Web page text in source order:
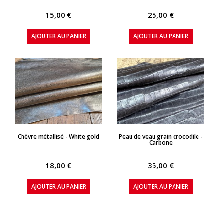
15,00 €
AJOUTER AU PANIER
25,00 €
AJOUTER AU PANIER
APERÇU RAPIDE
Chèvre métallisé - White gold
18,00 €
AJOUTER AU PANIER
APERÇU RAPIDE
Peau de veau grain crocodile -
Carbone
35,00 €
AJOUTER AU PANIER